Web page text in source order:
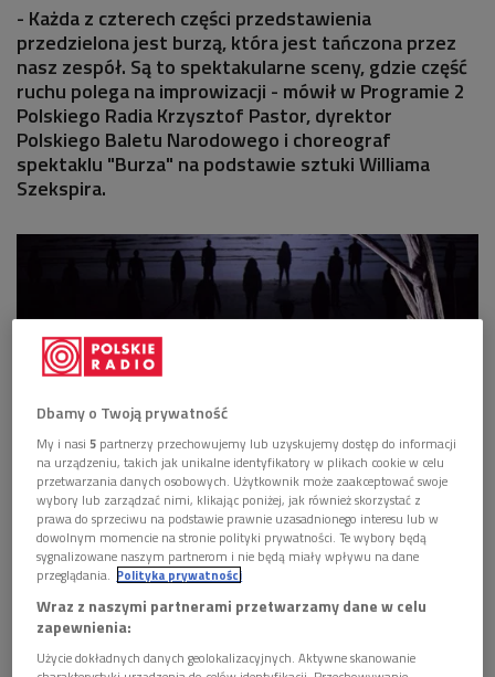
- Każda z czterech części przedstawienia
przedzielona jest burzą, która jest tańczona przez
nasz zespół. Są to spektakularne sceny, gdzie część
ruchu polega na improwizacji - mówił w Programie 2
Polskiego Radia Krzysztof Pastor, dyrektor
Polskiego Baletu Narodowego i choreograf
spektaklu "Burza" na podstawie sztuki Williama
Szekspira.
Plakat spektaklu Foto: materiały prom.
POSŁUCHAJ
15:35
"Burza" - Szekspir w ujęciu irańskich artystów
wizualnych (Poranek Dwójki)
Dbamy o Twoją prywatność
My i nasi5 partnerzy przechowujemy lub uzyskujemy dostęp do informacji
na urządzeniu, takich jak unikalne identyfikatory w plikach cookie w celu
przetwarzania danych osobowych. Użytkownik może zaakceptować swoje
wybory lub zarządzać nimi, klikając poniżej, jak również skorzystać z
prawa do sprzeciwu na podstawie prawnie uzasadnionego interesu lub w
dowolnym momencie na stronie polityki prywatności. Te wybory będą
sygnalizowane naszym partnerom i nie będą miały wpływu na dane
przeglądania. Polityka prywatności
Wraz z naszymi partnerami przetwarzamy dane w celu
zapewnienia:
Użycie dokładnych danych geolokalizacyjnych. Aktywne skanowanie